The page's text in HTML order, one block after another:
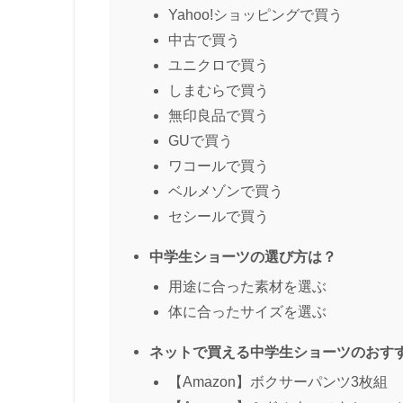
Yahoo!ショッピングで買う
中古で買う
ユニクロで買う
しまむらで買う
無印良品で買う
GUで買う
ワコールで買う
ベルメゾンで買う
セシールで買う
中学生ショーツの選び方は？
用途に合った素材を選ぶ
体に合ったサイズを選ぶ
ネットで買える中学生ショーツのおす
【Amazon】ボクサーパンツ3枚組